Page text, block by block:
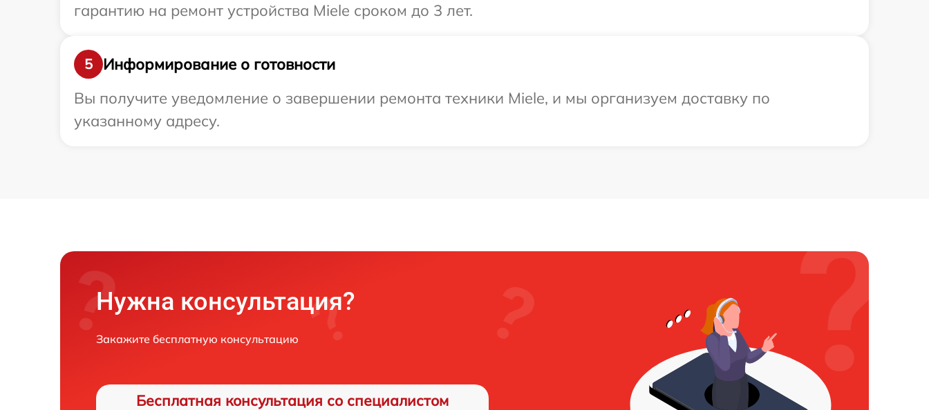
гарантию на ремонт устройства Miele сроком до 3 лет.
5
Информирование о готовности
Вы получите уведомление о завершении ремонта техники Miele, и мы организуем доставку по
указанному адресу.
Нужна консультация?
Закажите бесплатную консультацию
Бесплатная консультация со специалистом